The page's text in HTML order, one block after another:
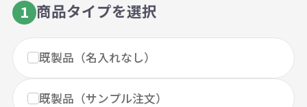
1 商品タイプを選択
既製品（名入れなし）
既製品（サンプル注文）